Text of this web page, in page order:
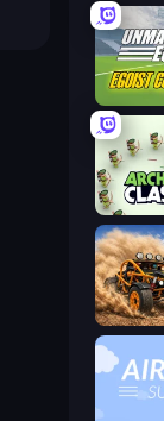
Archer
Deadly